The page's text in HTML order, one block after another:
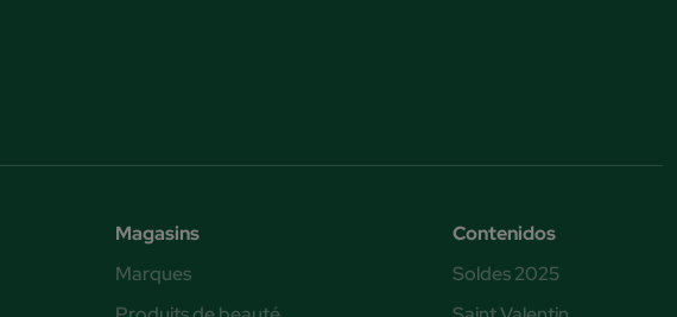
Magasins
Marques
Contenidos
Soldes 2025